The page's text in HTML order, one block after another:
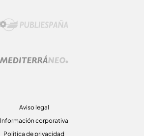
Aviso legal
Información corporativa
Politica de privacidad